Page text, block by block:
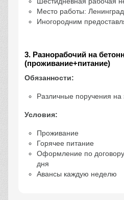
Место работы:
Иногородним
3. Разнорабочий на
(проживание+питание)
Обязанности:
Различные поручения на
Условия:
Проживание
Горячее питание
Оформление по договору
дня
Авансы каждую неделю